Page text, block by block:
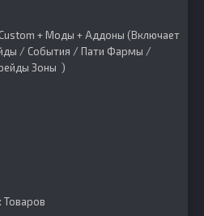
+ Моды + Аддоны (Включает
/ События / Пати Фармы /
Зоны )